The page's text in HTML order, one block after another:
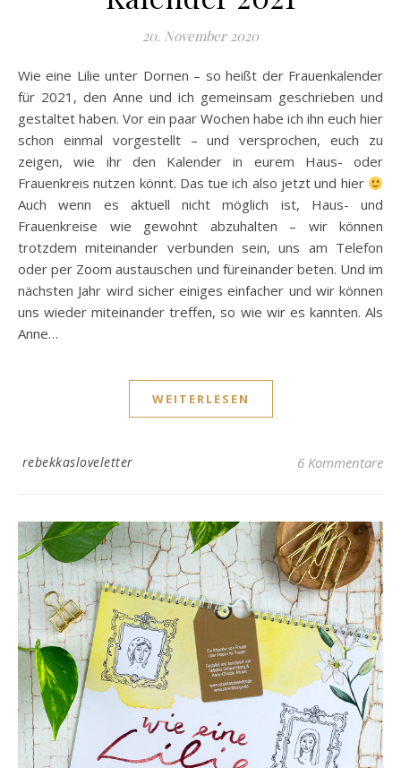
20. November 2020
Wie eine Lilie unter Dornen – so heißt der Frauenkalender
für 2021, den Anne und ich gemeinsam geschrieben und
gestaltet haben. Vor ein paar Wochen habe ich ihn euch hier
schon einmal vorgestellt – und versprochen, euch zu
zeigen, wie ihr den Kalender in eurem Haus- oder
Frauenkreis nutzen könnt. Das tue ich also jetzt und hier
Auch wenn es aktuell nicht möglich ist, Haus- und
Frauenkreise wie gewohnt abzuhalten – wir können
trotzdem miteinander verbunden sein, uns am Telefon
oder per Zoom austauschen und füreinander beten. Und im
nächsten Jahr wird sicher einiges einfacher und wir können
uns wieder miteinander treffen, so wie wir es kannten. Als
Anne…
WEITERLESEN
rebekkasloveletter 6 Kommentare